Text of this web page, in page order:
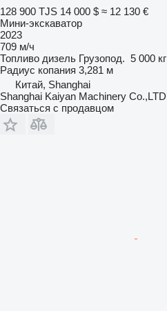
128 900 TJS 14 000 $ ≈ 12 130 €
Мини-экскаватор
2023
709 м/ч
Топливо дизель Грузопод. 5 000 кг
Радиус копания 3,281 м
Китай, Shanghai
Shanghai Kaiyan Machinery Co.,LTD
Связаться с продавцом